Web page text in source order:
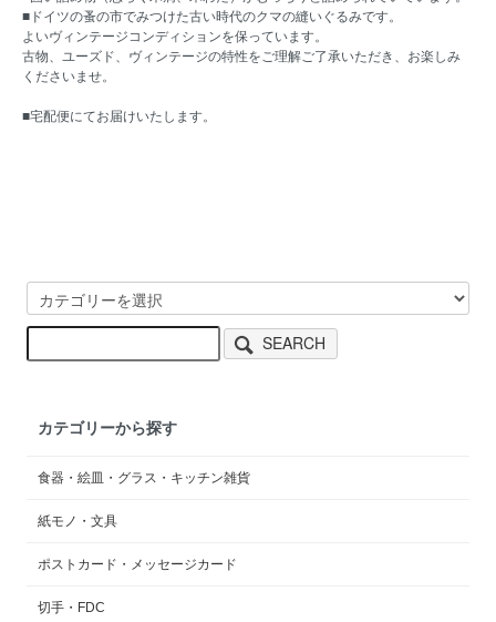
■ドイツの蚤の市でみつけた古い時代のクマの縫いぐるみです。
よいヴィンテージコンディションを保っています。
古物、ユーズド、ヴィンテージの特性をご理解ご了承いただき、お楽しみ
くださいませ。
■宅配便にてお届けいたします。
SEARCH
カテゴリーから探す
食器・絵皿・グラス・キッチン雑貨
紙モノ・文具
ポストカード・メッセージカード
切手・FDC